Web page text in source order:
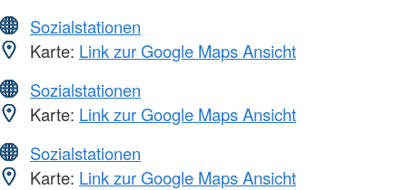
Sozialstationen
Karte: Link zur Google Maps Ansicht
Sozialstationen
Karte: Link zur Google Maps Ansicht
Sozialstationen
Karte: Link zur Google Maps Ansicht